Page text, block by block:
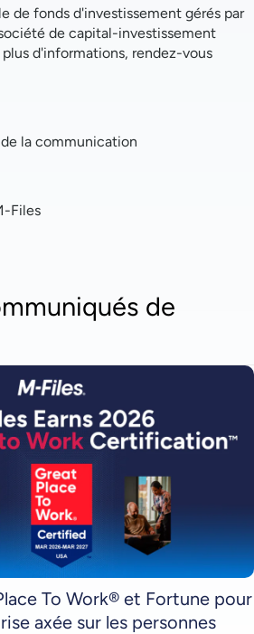
de fonds d'investissement gérés par
de capital-investissement
plus d'informations, rendez-vous
la communication
Files
de
To Work® et Fortune pour
axée sur les personnes